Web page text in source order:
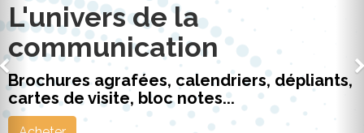
L'univers de la
communication
Brochures agrafées, calendriers, dépliants,
cartes de visite, bloc notes...